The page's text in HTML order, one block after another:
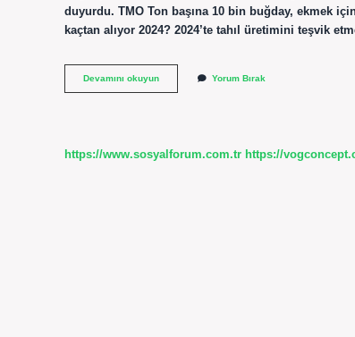
duyurdu. TMO Ton başına 10 bin buğday, ekmek
kaçtan alıyor 2024? 2024’te tahıl üretimini teşvik
Devamını okuyun1
Ton
Eder
Yorum Bırak
https://www.sosyalforum.com.tr https://